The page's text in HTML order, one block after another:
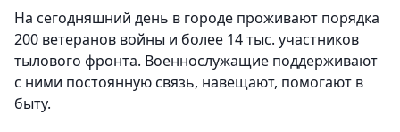
На сегодняшний день в городе проживают порядка
200 ветеранов войны и более 14 тыс. участников
тылового фронта. Военнослужащие поддерживают
с ними постоянную связь, навещают, помогают в
быту.